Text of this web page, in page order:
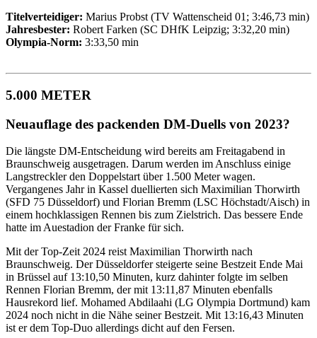
Titelverteidiger: Marius Probst (TV Wattenscheid 01; 3:46,73 min)
Jahresbester: Robert Farken (SC DHfK Leipzig; 3:32,20 min)
Olympia-Norm: 3:33,50 min
5.000 METER
Neuauflage des packenden DM-Duells von 2023?
Die längste DM-Entscheidung wird bereits am Freitagabend in
Braunschweig ausgetragen. Darum werden im Anschluss einige
Langstreckler den Doppelstart über 1.500 Meter wagen.
Vergangenes Jahr in Kassel duellierten sich Maximilian Thorwirth
(SFD 75 Düsseldorf) und Florian Bremm (LSC Höchstadt/Aisch) in
einem hochklassigen Rennen bis zum Zielstrich. Das bessere Ende
hatte im Auestadion der Franke für sich.
Mit der Top-Zeit 2024 reist Maximilian Thorwirth nach
Braunschweig. Der Düsseldorfer steigerte seine Bestzeit Ende Mai
in Brüssel auf 13:10,50 Minuten, kurz dahinter folgte im selben
Rennen Florian Bremm, der mit 13:11,87 Minuten ebenfalls
Hausrekord lief. Mohamed Abdilaahi (LG Olympia Dortmund) kam
2024 noch nicht in die Nähe seiner Bestzeit. Mit 13:16,43 Minuten
ist er dem Top-Duo allerdings dicht auf den Fersen.